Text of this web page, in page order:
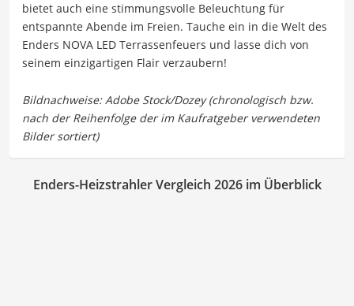
bietet auch eine stimmungsvolle Beleuchtung für
entspannte Abende im Freien. Tauche ein in die Welt des
Enders NOVA LED Terrassenfeuers und lasse dich von
seinem einzigartigen Flair verzaubern!
Enders-Heizstrahler Vergleich 2026 im Überblick